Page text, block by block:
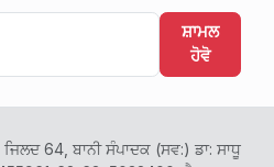
ਸ਼ਾਮਲ
ਹੋਵੋ
64, ਬਾਨੀ ਸੰਪਾਦਕ (ਸਵ:) ਡਾ: ਸਾਧੂ